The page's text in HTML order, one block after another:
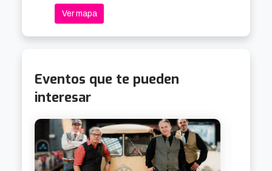
Ver mapa
Eventos que te pueden
interesar